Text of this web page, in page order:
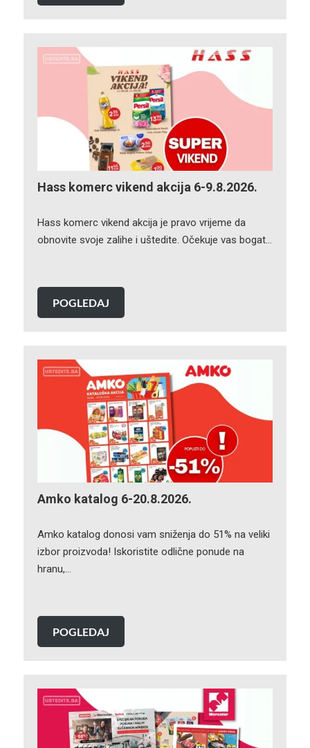
Hass komerc vikend akcija 6-9.8.2026.
Hass komerc vikend akcija je pravo vrijeme da
obnovite svoje zalihe i uštedite. Očekuje vas bogat…
POGLEDAJ
Amko katalog 6-20.8.2026.
Amko katalog donosi vam sniženja do 51% na veliki
izbor proizvoda! Iskoristite odlične ponude na
hranu,…
POGLEDAJ